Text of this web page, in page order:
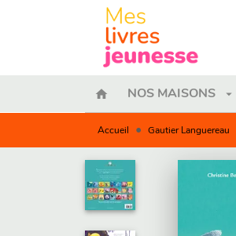
MENU
home NOS MAISONS arrow_drop_down
Accueil • Gautier Languereau